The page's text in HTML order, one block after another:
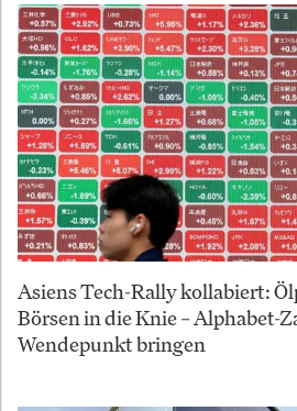
Asiens Tech-Rally kollabiert:
Börsen in die Knie – Alphabet-
Wendepunkt bringen